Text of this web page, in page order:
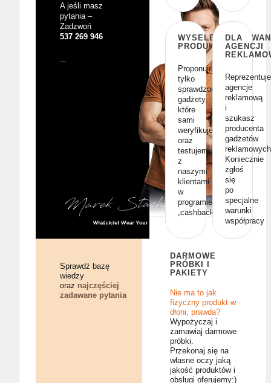
A jeśli masz
pytania –
Zadzwoń
537 269 946
PRODUKTY
Proponujemy
tylko
sprawdzone
gadżety,
które
sami
weryfikujemy
oraz
testujemy
z
naszymi
klientami
w
programie
„cashback”
DLA
AGENCJI
agencje
reklamową
i
szukasz
producenta
gadżetów
Koniecznie
zgłoś
się
po
specjalne
warunki
współpracy
Sprawdź bazę
wiedzy
oraz najczęściej
zadawane pytania
DARMOWE
PRÓBKI I
PAKIETY
Nie ma to jak
fizyczny produkt w
dłoni, prawda?
Wypożyczaj i
zamawiaj darmowe
próbki.
Przekonaj się na
własne oczy jaką
jakość produktów i
obsługi oferujemy:)